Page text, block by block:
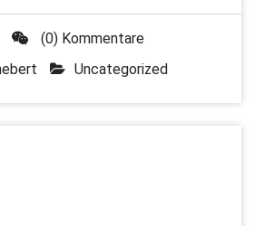
(0) Kommentare
Uncategorized